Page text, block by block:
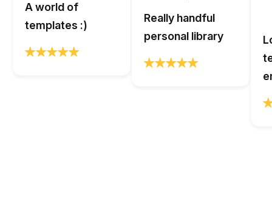
A world of
templates :)
Really handful
personal library